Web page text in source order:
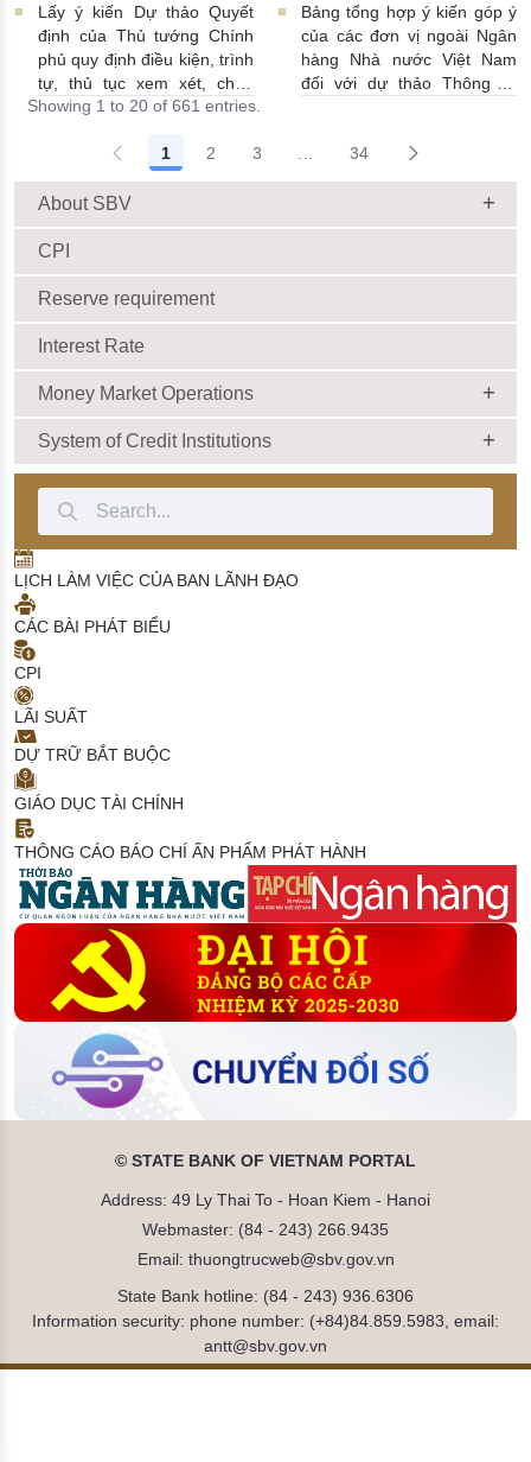
22/06/2026 | 09:13:00
Lấy ý kiến Dự thảo Quyết
định của Thủ tướng Chính
phủ quy định điều kiện, trình
tự, thủ tục xem xét, chấp
thuận cho Tổ chức kinh tế
lãnh cho người không cư trú
18/06/2026 | 15:57:00
Bảng tổng hợp ý kiến góp ý
của các đơn vị ngoài Ngân
hàng Nhà nước Việt Nam
đối với dự thảo Thông tư
định về chế độ báo cáo định
kỳ NHNN Việt Nam
Showing 1 to 20 of 661 entries.
1 2 3 Intermediate Pages Use
34
About SBV
CPI
Reserve requirement
Interest Rate
Money Market Operations
System of Credit Institutions
Search Bar
LỊCH LÀM VIỆC CỦA BAN LÃNH ĐẠO
CÁC BÀI PHÁT BIỂU
CPI
LÃI SUẤT
DỰ TRỮ BẮT BUỘC
GIÁO DỤC TÀI CHÍNH
THÔNG CÁO BÁO CHÍ ẤN PHẨM PHÁT HÀNH
© STATE BANK OF VIETNAM PORTAL
Address: 49 Ly Thai To - Hoan Kiem - Hanoi
Webmaster: (84 - 243) 266.9435
Email: thuongtrucweb@sbv.gov.vn
State Bank hotline: (84 - 243) 936.6306
Information security: phone number: (+84)84.859.5983, email:
antt@sbv.gov.vn